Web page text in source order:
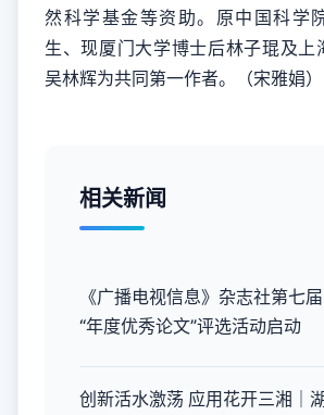
然科学基金等资助。原中国科学
生、现厦门大学博士后林子琨及上
吴林辉为共同第一作者。（宋雅娟）
相关新闻
《广播电视信息》杂志社第七届
“年度优秀论文”评选活动启动
创新活水激荡 应用花开三湘｜湖